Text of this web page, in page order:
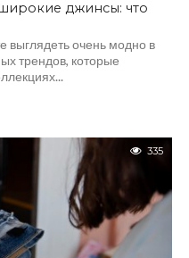
джинсы: что
выглядеть очень модно в
трендов, которые
335